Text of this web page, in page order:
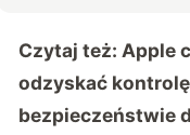
Czytaj też: Apple
odzyskać
bezpieczeństwie